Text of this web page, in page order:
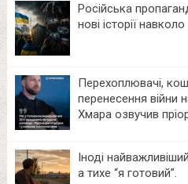
Російська
нові історії
Перехоплювачі,
перенесення війни
Хмара озвучив
Іноді
а тихе “я готовий”.